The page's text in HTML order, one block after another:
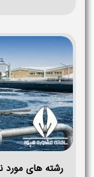
رشته های مورد